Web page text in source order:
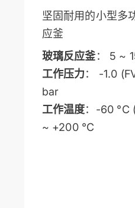
坚固耐用的小型多
应釜
玻璃反应釜： 5 ~
工作压力： -1.0
bar
工作温度：-60 °C
~ +200 °C